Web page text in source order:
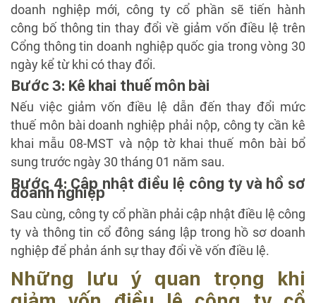
doanh nghiệp mới, công ty cổ phần sẽ tiến hành
công bố thông tin thay đổi về giảm vốn điều lệ trên
Cổng thông tin doanh nghiệp quốc gia trong vòng 30
ngày kể từ khi có thay đổi.
Bước 3: Kê khai thuế môn bài
Nếu việc giảm vốn điều lệ dẫn đến thay đổi mức
thuế môn bài doanh nghiệp phải nộp, công ty cần kê
khai mẫu 08-MST và nộp tờ khai thuế môn bài bổ
sung trước ngày 30 tháng 01 năm sau.
Bước 4: Cập nhật điều lệ công ty và hồ sơ
doanh nghiệp
Sau cùng, công ty cổ phần phải cập nhật điều lệ công
ty và thông tin cổ đông sáng lập trong hồ sơ doanh
nghiệp để phản ánh sự thay đổi về vốn điều lệ.
Những lưu ý quan trọng khi